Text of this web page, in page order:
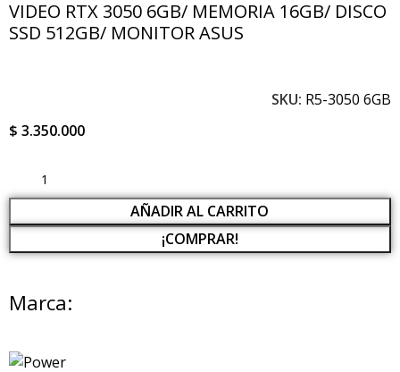
VIDEO RTX 3050 6GB/ MEMORIA 16GB/ DISCO
SSD 512GB/ MONITOR ASUS
SKU: R5-3050 6GB
$ 3.350.000
AÑADIR AL CARRITO
¡COMPRAR!
Marca: